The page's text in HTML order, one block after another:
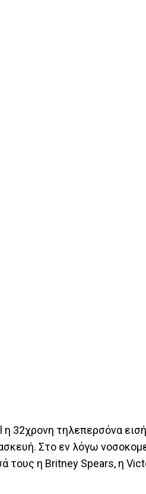
32χρονη τηλεπερσόνα
Στο εν λόγω
τους η Britney Spears, η